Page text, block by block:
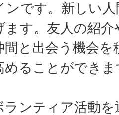
ンです。新しい
ます。友人の紹
間と出会う機会
めることができま
ランティア活動